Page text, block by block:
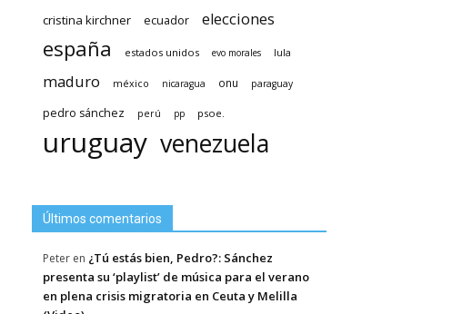
cristina kirchner ecuador elecciones
españa estados unidos evo morales lula
maduro méxico nicaragua onu paraguay
pedro sánchez perú pp psoe.
uruguay venezuela
Últimos comentarios
Peter en ¿Tú estás bien, Pedro?: Sánchez
presenta su ‘playlist’ de música para el verano
en plena crisis migratoria en Ceuta y Melilla